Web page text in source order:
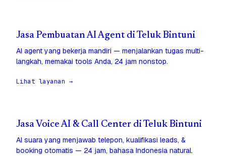
Jasa Pembuatan AI Agent di Teluk Bintuni
AI agent yang bekerja mandiri — menjalankan tugas multi-
langkah, memakai tools Anda, 24 jam nonstop.
Lihat layanan →
Jasa Voice AI & Call Center di Teluk Bintuni
AI suara yang menjawab telepon, kualifikasi leads, &
booking otomatis — 24 jam, bahasa Indonesia natural.